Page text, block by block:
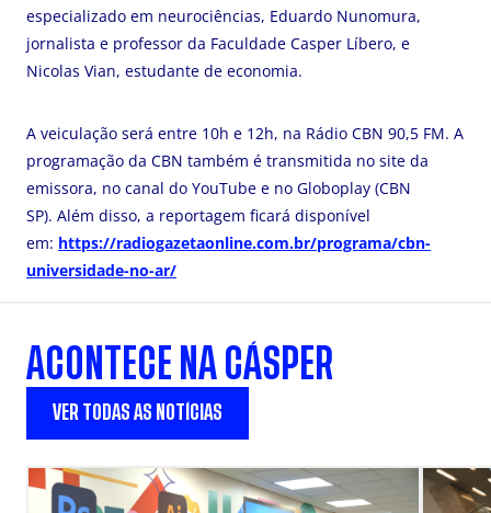
especializado em neurociências, Eduardo Nunomura,
jornalista e professor da Faculdade Casper Líbero, e
Nicolas Vian, estudante de economia.
A veiculação será entre 10h e 12h, na Rádio CBN 90,5 FM. A
programação da CBN também é transmitida no site da
emissora, no canal do YouTube e no Globoplay (CBN
SP). Além disso, a reportagem ficará disponível
em: https://radiogazetaonline.com.br/programa/cbn-
universidade-no-ar/
ACONTECE NA CÁSPER
VER TODAS AS NOTÍCIAS